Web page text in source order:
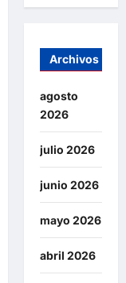
Archivos
agosto
2026
julio 2026
junio 2026
mayo 2026
abril 2026